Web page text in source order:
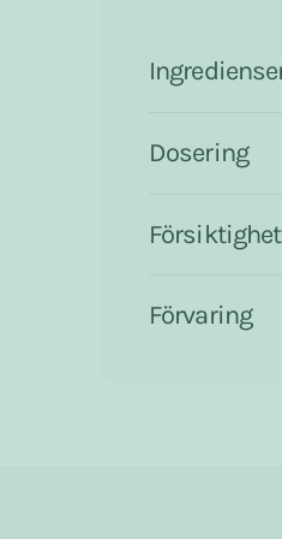
Dosering
Försiktighet
Förvaring